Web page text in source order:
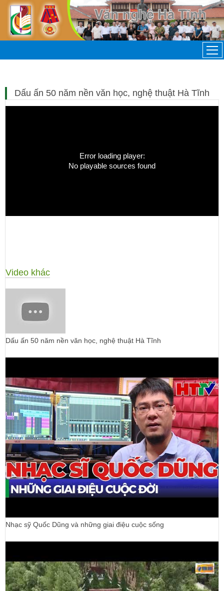
Dấu ấn 50 năm nền văn học, nghệ thuật Hà Tĩnh
Error loading player:
No playable sources found
Video khác
Dấu ấn 50 năm nền văn học, nghệ thuật Hà Tĩnh
Nhạc sỹ Quốc Dũng và những giai điệu cuộc sống